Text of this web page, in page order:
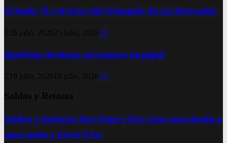
El Vuelo 19 y el mito del Triángulo de las Bermudas
26 julio, 2026 25 julio, 2026 0
Matthias Sindelar, el hombre de papel
19 julio, 2026 18 julio, 2026 0
Saldos y Retazos
Saldos y Retazos: Don Pepe y Don José, una charla a
puro mate y torta frita